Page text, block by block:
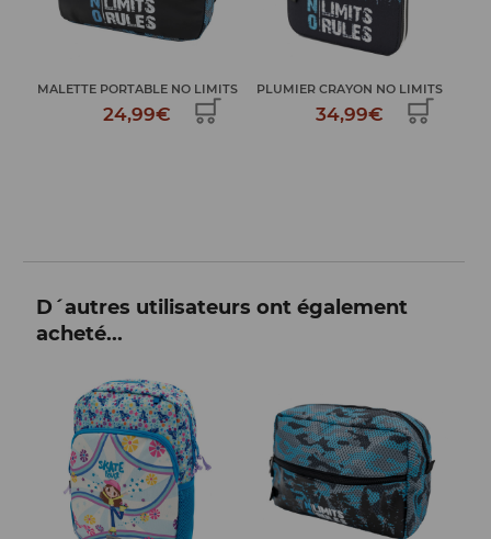
MALETTE PORTABLE NO LIMITS
24,99€
PLUMIER CRAYON NO LIMITS
34,99€
D´autres utilisateurs ont également
acheté...